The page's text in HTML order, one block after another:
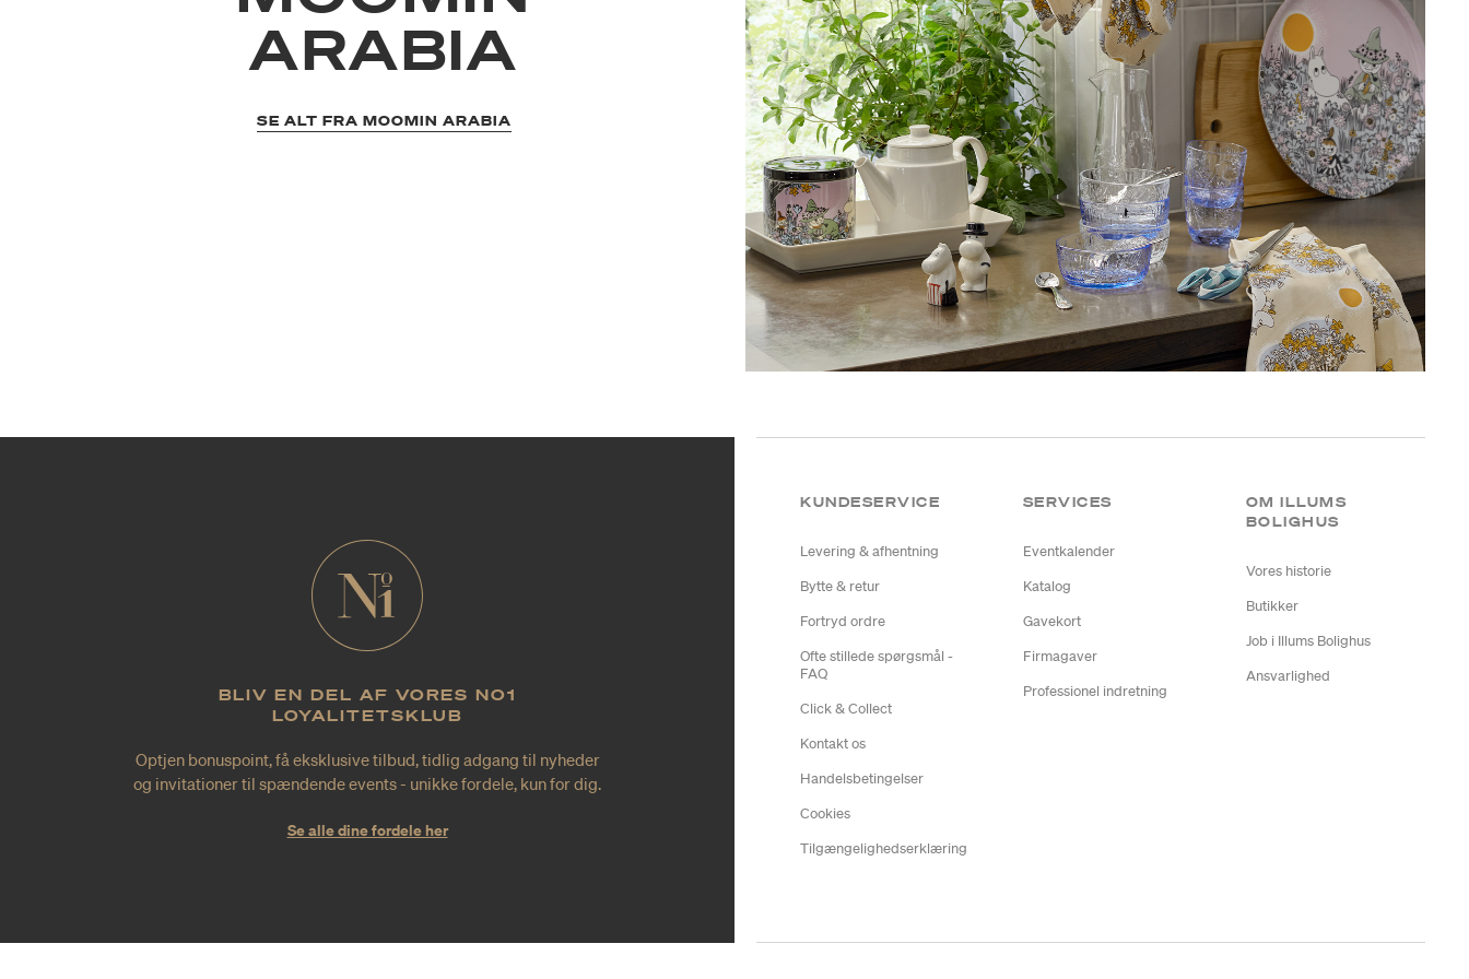
ARABIA
SE ALT FRA MOOMIN ARABIA
BLIV EN DEL AF VORES NO1
LOYALITETSKLUB
Optjen bonuspoint, få eksklusive tilbud, tidlig adgang til nyheder
og invitationer til spændende events - unikke fordele, kun for dig.
Se alle dine fordele her
KUNDESERVICE
Levering & afhentning
Bytte & retur
Fortryd ordre
Ofte stillede spørgsmål -
FAQ
Click & Collect
Kontakt os
Handelsbetingelser
Cookies
Tilgængelighedserklæring
SERVICES
Eventkalender
Katalog
Gavekort
Firmagaver
Professionel indretning
OM ILLUMS
BOLIGHUS
Vores historie
Butikker
Job i Illums Bolighus
Ansvarlighed